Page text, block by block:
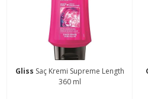
Gliss Saç Kremi Supreme Length
360 ml